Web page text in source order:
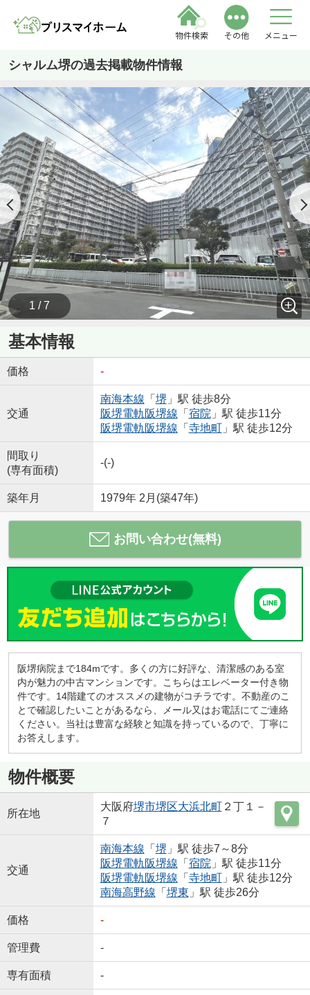
物件検索 その他 メニュー
シャルム堺の過去掲載物件情報
1 / 7
基本情報
価格 -
交通
南海本線 「 堺 」駅 徒歩8分
阪堺電軌阪堺線 「 宿院 」駅 徒歩11分
阪堺電軌阪堺線 「 寺地町」駅 徒歩12分
間取り
(専有面積)
-(-)
築年月 1979年 2月(築47年)
お問い合わせ(無料)
阪堺病院まで184mです。多くの方に好評な、清潔感のある室
内が魅力の中古マンションです。こちらはエレベーター付き物
件です。14階建てのオススメの建物がコチラです。不動産のこ
とで確認したいことがあるなら、メール又はお電話にてご連絡
ください。当社は豊富な経験と知識を持っているので、丁寧に
お答えします。
物件概要
所在地
大阪府堺市堺区大浜北町２丁１－
７
交通
南海本線 「 堺 」駅 徒歩7～8分
阪堺電軌阪堺線 「 宿院 」駅 徒歩11分
阪堺電軌阪堺線 「 寺地町」駅 徒歩12分
南海高野線 「 堺東 」駅 徒歩26分
価格 -
管理費 -
専有面積 -